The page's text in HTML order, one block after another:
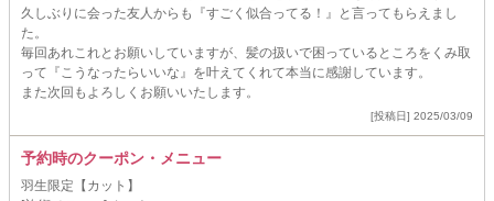
久しぶりに会った友人からも『すごく似合ってる！』と言ってもらえまし
た。
毎回あれこれとお願いしていますが、髪の扱いで困っているところをくみ取
って『こうなったらいいな』を叶えてくれて本当に感謝しています。
また次回もよろしくお願いいたします。
[投稿日] 2025/03/09
予約時のクーポン・メニュー
羽生限定【カット】